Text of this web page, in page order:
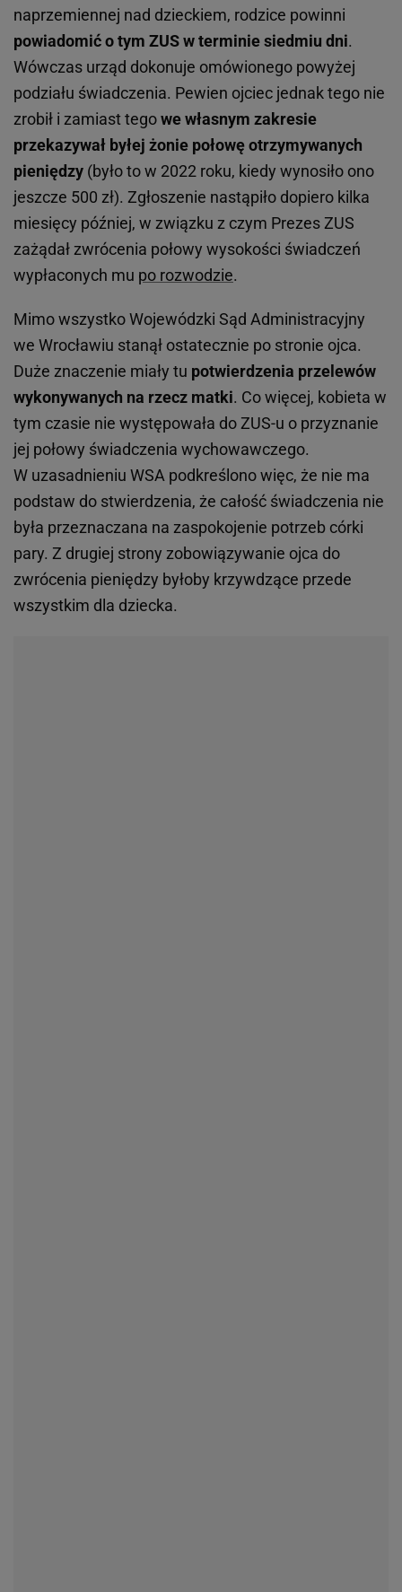
naprzemiennej nad dzieckiem, rodzice powinni
powiadomić o tym ZUS w terminie siedmiu dni.
Wówczas urząd dokonuje omówionego powyżej
podziału świadczenia. Pewien ojciec jednak tego nie
zrobił i zamiast tegowe własnym zakresie
przekazywał byłej żonie połowę otrzymywanych
pieniędzy (było to w 2022 roku, kiedy wynosiło ono
jeszcze 500 zł). Zgłoszenie nastąpiło dopiero kilka
miesięcy później, w związku z czym Prezes ZUS
zażądał zwrócenia połowy wysokości świadczeń
wypłaconych mu po rozwodzie.
Mimo wszystko Wojewódzki Sąd Administracyjny
we Wrocławiu stanął ostatecznie po stronie ojca.
Duże znaczenie miały tu potwierdzenia przelewów
wykonywanych na rzecz matki. Co więcej, kobieta w
tym czasie nie występowała do ZUS-u o przyznanie
jej połowy świadczenia wychowawczego.
W uzasadnieniu WSA podkreślono więc, że nie ma
podstaw do stwierdzenia, że całość świadczenia nie
była przeznaczana na zaspokojenie potrzeb córki
pary. Z drugiej strony zobowiązywanie ojca do
zwrócenia pieniędzy byłoby krzywdzące przede
wszystkim dla dziecka.